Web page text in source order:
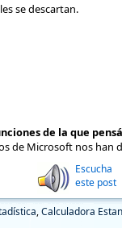
se descartan.
de la que
de Microsoft nos han
Escucha
este post
,Calculadora